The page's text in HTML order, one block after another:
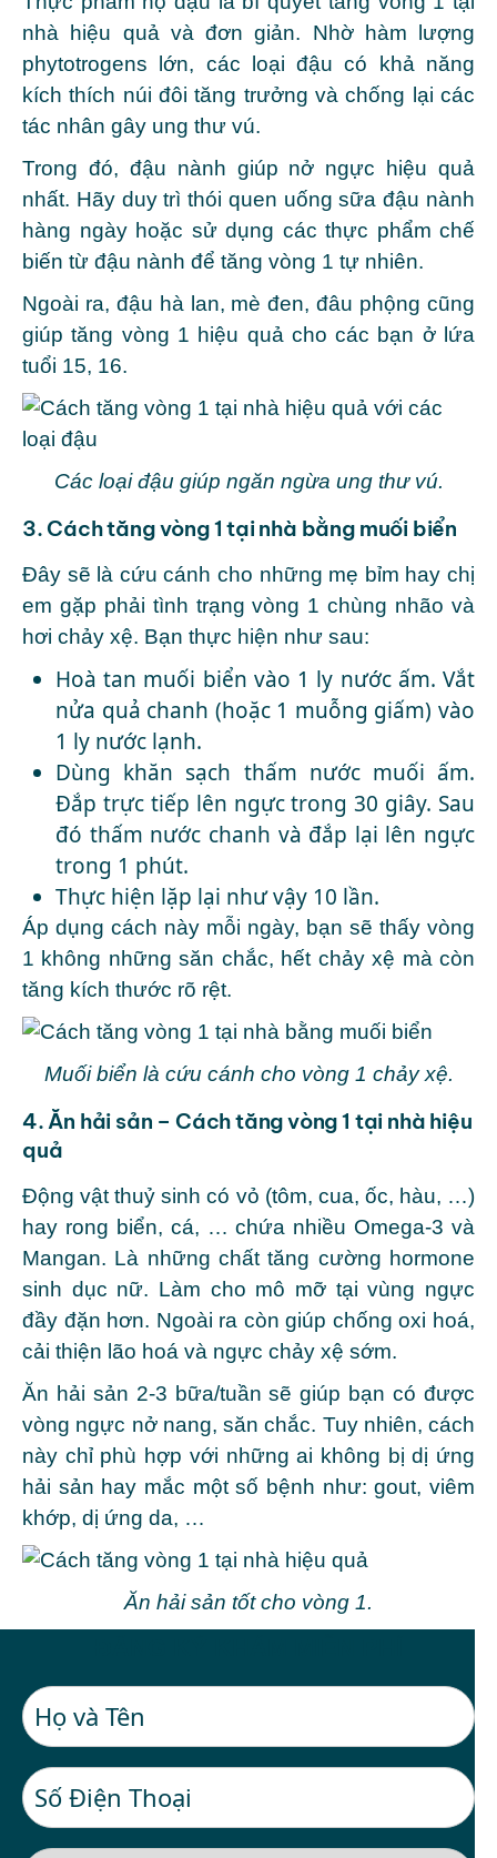
nhà hiệu quả và đơn giản. Nhờ hàm lượng
phytotrogens lớn, các loại đậu có khả năng
kích thích núi đôi tăng trưởng và chống lại các
tác nhân gây ung thư vú.
Trong đó, đậu nành giúp nở ngực hiệu quả
nhất. Hãy duy trì thói quen uống sữa đậu nành
hàng ngày hoặc sử dụng các thực phẩm chế
biến từ đậu nành để tăng vòng 1 tự nhiên.
Ngoài ra, đậu hà lan, mè đen, đâu phộng cũng
giúp tăng vòng 1 hiệu quả cho các bạn ở lứa
tuổi 15, 16.
Các loại đậu giúp ngăn ngừa ung thư vú.
3. Cách tăng vòng 1 tại nhà bằng muối biển
Đây sẽ là cứu cánh cho những mẹ bỉm hay chị
em gặp phải tình trạng vòng 1 chùng nhão và
hơi chảy xệ. Bạn thực hiện như sau:
Hoà tan muối biển vào 1 ly nước ấm. Vắt
nửa quả chanh (hoặc 1 muỗng giấm) vào
1 ly nước lạnh.
Dùng khăn sạch thấm nước muối ấm.
Đắp trực tiếp lên ngực trong 30 giây. Sau
đó thấm nước chanh và đắp lại lên ngực
trong 1 phút.
Thực hiện lặp lại như vậy 10 lần.
Áp dụng cách này mỗi ngày, bạn sẽ thấy vòng
1 không những săn chắc, hết chảy xệ mà còn
tăng kích thước rõ rệt.
Muối biển là cứu cánh cho vòng 1 chảy xệ.
4. Ăn hải sản – Cách tăng vòng 1 tại nhà hiệu
quả
Động vật thuỷ sinh có vỏ (tôm, cua, ốc, hàu, …)
hay rong biển, cá, … chứa nhiều Omega-3 và
Mangan. Là những chất tăng cường hormone
sinh dục nữ. Làm cho mô mỡ tại vùng ngực
đầy đặn hơn. Ngoài ra còn giúp chống oxi hoá,
cải thiện lão hoá và ngực chảy xệ sớm.
Ăn hải sản 2-3 bữa/tuần sẽ giúp bạn có được
vòng ngực nở nang, săn chắc. Tuy nhiên, cách
này chỉ phù hợp với những ai không bị dị ứng
hải sản hay mắc một số bệnh như: gout, viêm
khớp, dị ứng da, …
Ăn hải sản tốt cho vòng 1.